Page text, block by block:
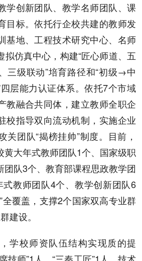
学创新团队、教学名师团队、课
目标。依托行企校共建的教师发
基地、工程技术研究中心、名师
拟仿真中心，构建“匠心师道、五
三级联动”培育路径和“初级→中
层能力认证体系。依托7个市域
教融合共同体，建立教师全职企
校指导双向流动机制，实施企业
关团队“揭榜挂帅”制度。目前，
黄大年式教师团队1个、国家级职
团队3个、教育部课程思政教学团
教师团队4个、教学创新团队6
全覆盖，支撑2个国家双高专业群
建设。
学校师资队伍结构实现质的提